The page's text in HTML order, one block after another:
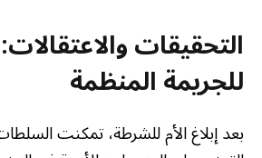
التحقيقات
للجريمة المنظمة
بعد إبلاغ الأم للشرطة، تمكنت